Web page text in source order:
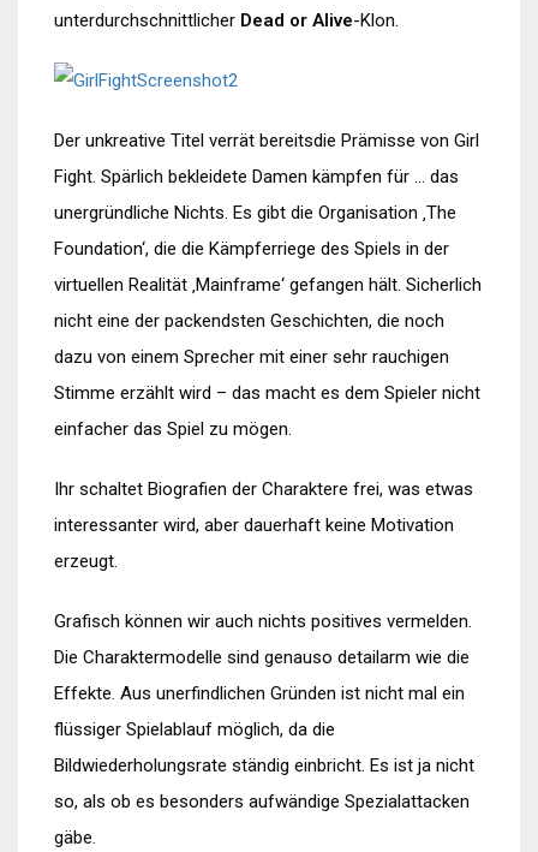
unterdurchschnittlicher Dead or Alive-Klon.
Der unkreative Titel verrät bereitsdie Prämisse von Girl
Fight. Spärlich bekleidete Damen kämpfen für … das
unergründliche Nichts. Es gibt die Organisation ‚The
Foundation‘, die die Kämpferriege des Spiels in der
virtuellen Realität ‚Mainframe‘ gefangen hält. Sicherlich
nicht eine der packendsten Geschichten, die noch
dazu von einem Sprecher mit einer sehr rauchigen
Stimme erzählt wird – das macht es dem Spieler nicht
einfacher das Spiel zu mögen.
Ihr schaltet Biografien der Charaktere frei, was etwas
interessanter wird, aber dauerhaft keine Motivation
erzeugt.
Grafisch können wir auch nichts positives vermelden.
Die Charaktermodelle sind genauso detailarm wie die
Effekte. Aus unerfindlichen Gründen ist nicht mal ein
flüssiger Spielablauf möglich, da die
Bildwiederholungsrate ständig einbricht. Es ist ja nicht
so, als ob es besonders aufwändige Spezialattacken
gäbe.